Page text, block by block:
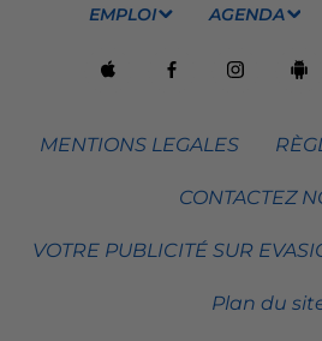
EMPLOI AGENDA
MENTIONS LEGALES
CONTACTEZ
VOTRE PUBLICITÉ SUR
Plan du